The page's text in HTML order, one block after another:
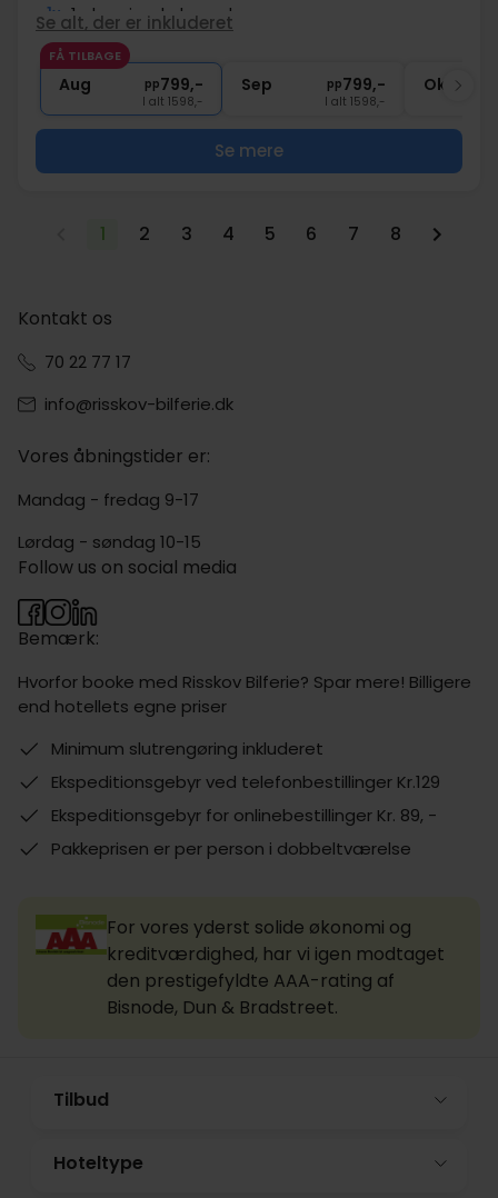
1x 1 glas vin, øl el. vand
∞ Tæt på stranden
1x kaffe to go
Se alt, der er inkluderet
FÅ TILBAGE
Aug pp799,-
I alt 1598,-
Sep pp799,-
I alt 1598,-
Okt
Se mere
1 2 3 4 5 6 7 8
Kontakt os
70 22 77 17
info@risskov-bilferie.dk
Vores åbningstider er:
Mandag - fredag 9-17
Lørdag - søndag 10-15
Bemærk:
Hvorfor booke med Risskov Bilferie? Spar mere! Billigere
end hotellets egne priser
Minimum slutrengøring inkluderet
Ekspeditionsgebyr ved telefonbestillinger Kr.129
Ekspeditionsgebyr for onlinebestillinger Kr. 89, -
Pakkeprisen er per person i dobbeltværelse
Follow us on social media
For vores yderst solide økonomi og
kreditværdighed, har vi igen modtaget
den prestigefyldte AAA-rating af
Bisnode, Dun & Bradstreet.
Tilbud
Hoteltype